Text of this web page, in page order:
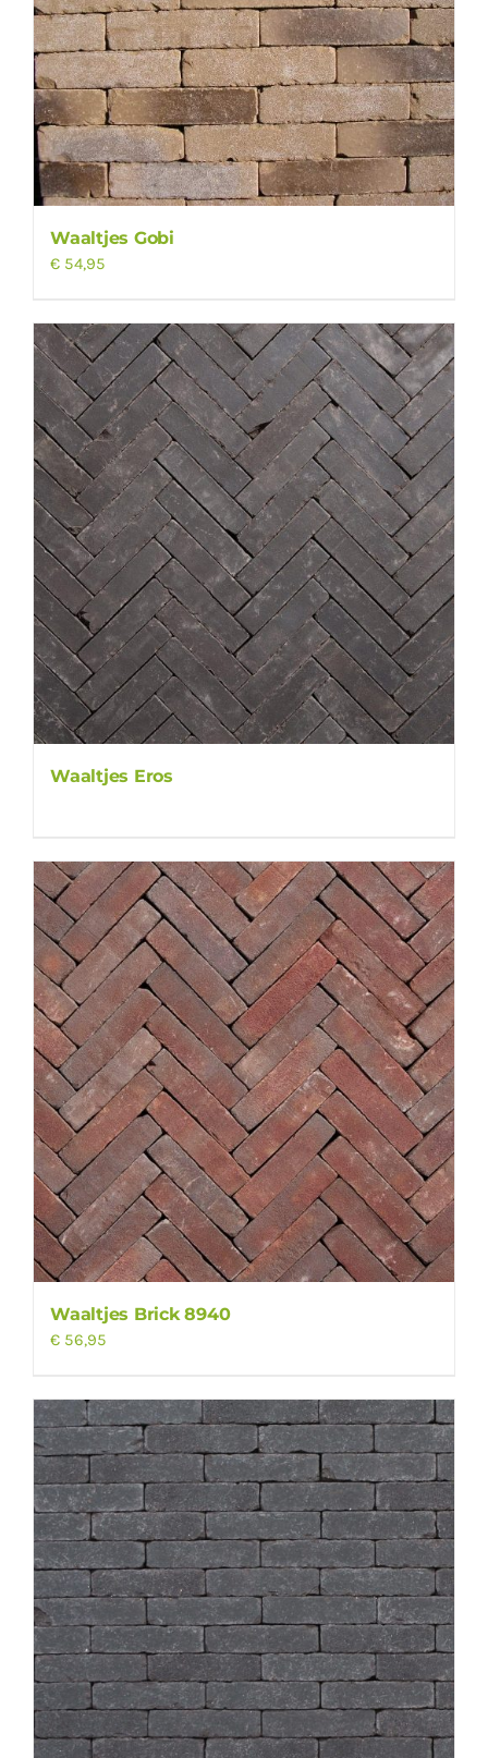
Waaltjes Gobi
€ 54,95
Waaltjes Eros
Waaltjes Brick 8940
€ 56,95